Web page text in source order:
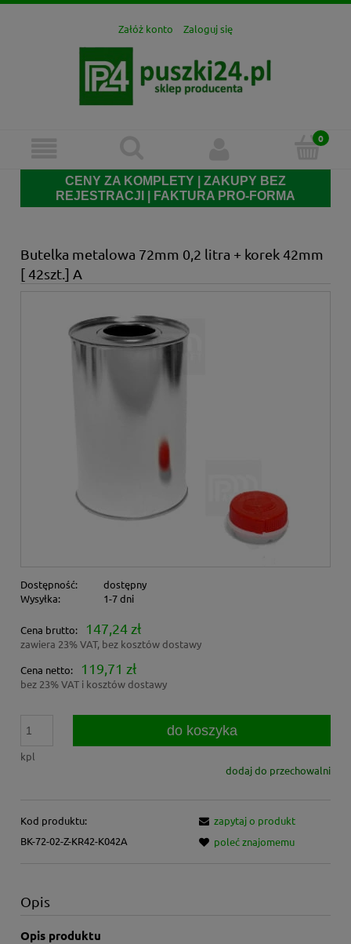
Załóż konto Zaloguj się
CENY ZA KOMPLETY | ZAKUPY BEZ
REJESTRACJI | FAKTURA PRO-FORMA
Butelka metalowa 72mm 0,2 litra + korek 42mm
[ 42szt.] A
Dostępność:
dostępny
Wysyłka:
1-7 dni
Cena brutto: 147,24 zł
zawiera 23% VAT, bez kosztów dostawy
Cena netto:
119,71 zł
bez 23% VAT i kosztów dostawy
kpl
do koszyka
dodaj do przechowalni
Kod produktu:
BK-72-02-Z-KR42-K042A
zapytaj o produkt
poleć znajomemu
Opis
Opis produktu